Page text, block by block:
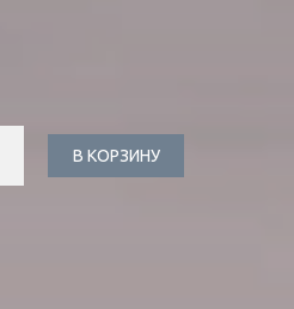
В КОРЗИНУ